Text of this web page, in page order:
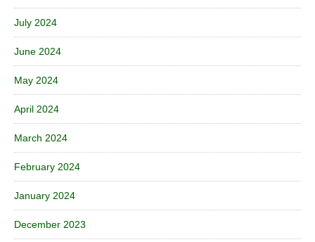
July 2024
June 2024
May 2024
April 2024
March 2024
February 2024
January 2024
December 2023